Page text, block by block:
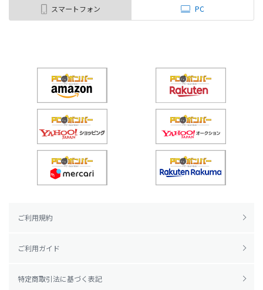
スマートフォン PC
ご利用規約
ご利用ガイド
特定商取引法に基づく表記